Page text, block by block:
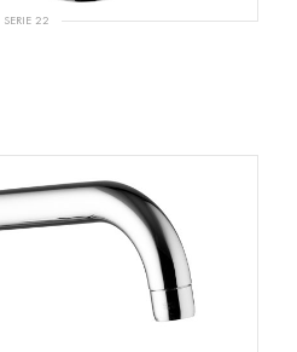
SERIE 22